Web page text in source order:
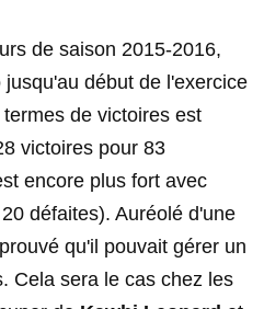
de saison 2015-2016,
début de l'exercice
de victoires est
victoires pour 83
encore plus fort avec
défaites). Auréolé d'une
qu'il pouvait gérer un
Cela sera le cas chez les